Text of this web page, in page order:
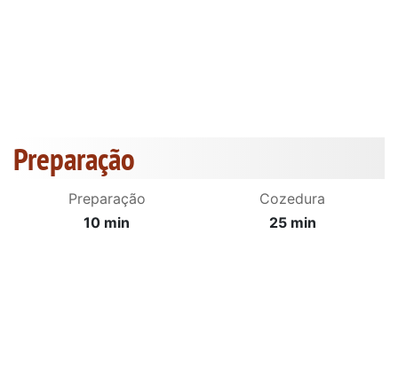
Preparação
Preparação
10 min
Cozedura
25 min